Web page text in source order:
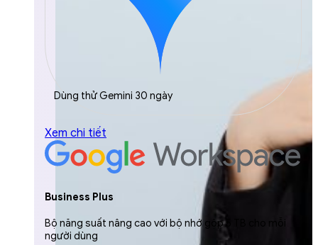
Dùng thử Gemini 30 ngày
Xem chi tiết
Business Plus
Bộ năng suất nâng cao với bộ nhớ gộp 5 TB cho mỗi
người dùng